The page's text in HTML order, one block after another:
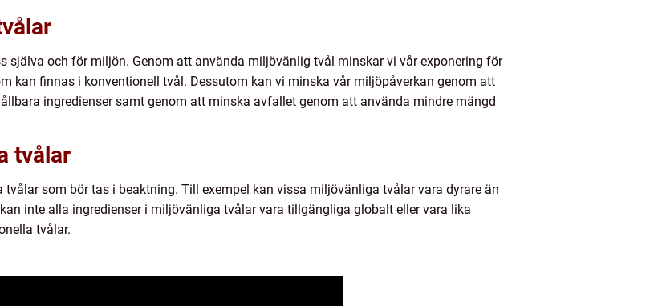
själva och för miljön. Genom att använda miljövänlig tvål minskar vi vår exponering för
kan finnas i konventionell tvål. Dessutom kan vi minska vår miljöpåverkan genom att
ingredienser samt genom att minska avfallet genom att använda mindre mängd
tvålar
som bör tas i beaktning. Till exempel kan vissa miljövänliga tvålar vara dyrare än
inte alla ingredienser i miljövänliga tvålar vara tillgängliga globalt eller vara lika
tvålar.